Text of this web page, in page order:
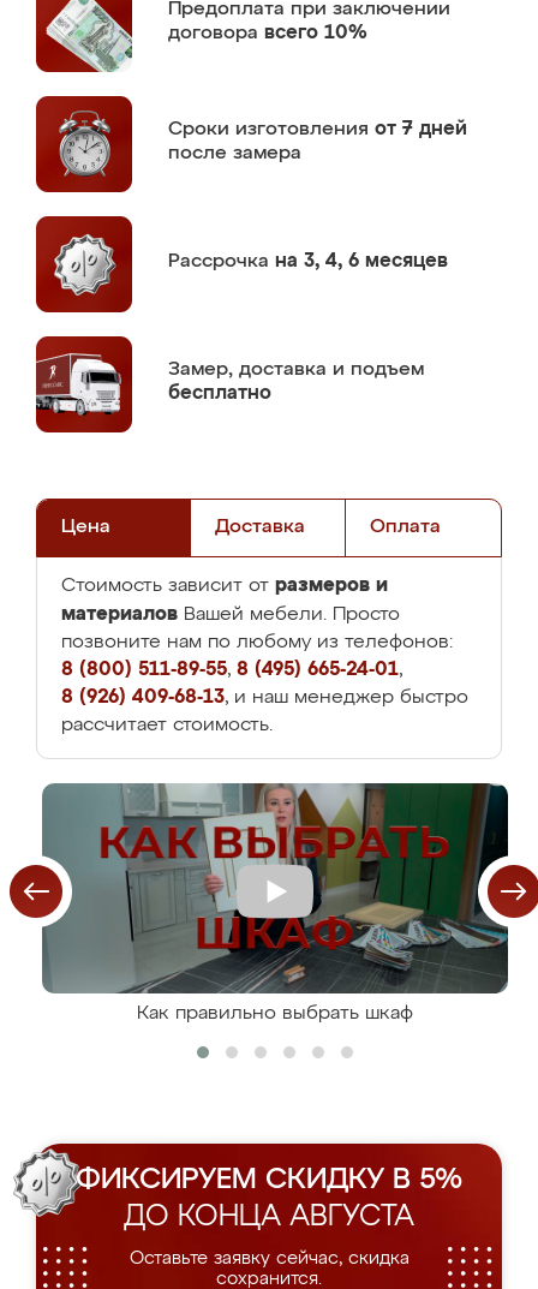
Предоплата при заключении
договора всего 10%
Сроки изготовления от 7 дней
после замера
Рассрочка на 3, 4, 6 месяцев
Замер, доставка и подъем
бесплатно
Цена Доставка Оплата
Стоимость зависит от размеров и
материалов Вашей мебели. Просто
позвоните нам по любому из телефонов:
8 (800) 511-89-55, 8 (495) 665-24-01,
8 (926) 409-68-13, и наш менеджер быстро
рассчитает стоимость.
Как правильно выбрать шкаф
ФИКСИРУЕМ СКИДКУ В 5%
ДО КОНЦА АВГУСТА
Оставьте заявку сейчас, скидка
сохранится.